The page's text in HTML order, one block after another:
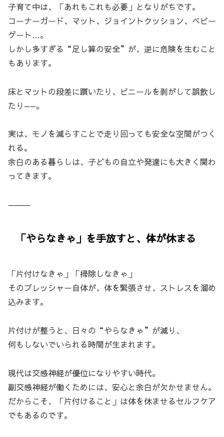
子育て中は、「あれもこれも必要」となりがちです。
コーナーガード、マット、ジョイントクッション、ベビー
ゲート…。
しかし多すぎる“足し算の安全”が、逆に危険を生むこと
もあります。
床とマットの段差に躓いたり、ビニールを剥がして誤飲し
たり——。
実は、モノを減らすことで走り回っても安全な空間がつく
れる。
余白のある暮らしは、子どもの自立や発達にも大きく関わ
ってきます。
⸻
「やらなきゃ」を手放すと、体が休まる
「片付けなきゃ」「掃除しなきゃ」
そのプレッシャー自体が、体を緊張させ、ストレスを溜め
込みます。
片付けが整うと、日々の“やらなきゃ”が減り、
何もしないでいられる時間が生まれます。
現代は交感神経が優位になりやすい時代。
副交感神経が働くためには、安心と余白が欠かせません。
だからこそ、「片付けること」は体を休ませるセルフケア
でもあるのです。